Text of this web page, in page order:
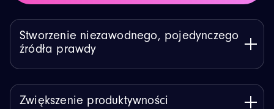
Stworzenie niezawodnego, pojedynczego
źródła prawdy
Zwiększenie produktywności